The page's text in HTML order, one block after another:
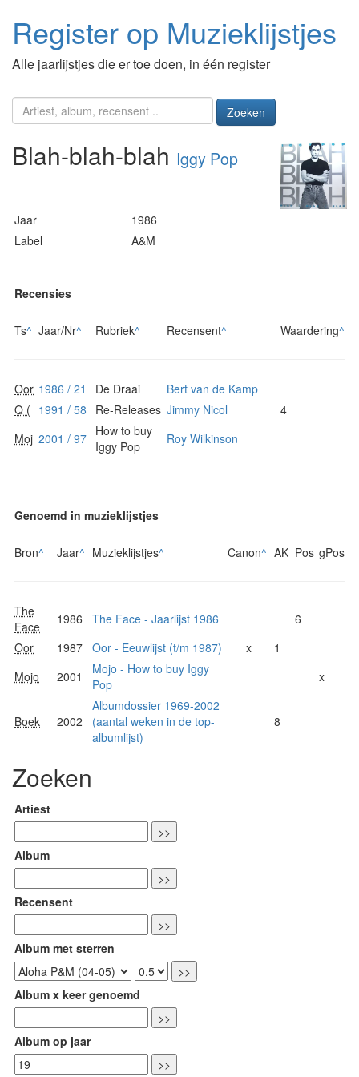
Register op Muzieklijstjes
Alle jaarlijstjes die er toe doen, in één register
Zoeken
Blah-blah-blah Iggy Pop
Jaar
1986
Label
A&M
Recensies
Ts^ Jaar/Nr^ Rubriek^ Recensent^ Waardering^
Oor 1986 / 21 De Draai
Bert van de Kamp
Q ( 1991 / 58 Re-Releases Jimmy Nicol
4
Moj 2001 / 97 How to buy
Iggy Pop
Roy Wilkinson
Genoemd in muzieklijstjes
Bron^ Jaar^ Muzieklijstjes^ Canon^ AK Pos gPos
The
Face
1986 The Face - Jaarlijst 1986
6
Oor
1987 Oor - Eeuwlijst (t/m 1987) x
1
Mojo
2001
Mojo - How to buy Iggy
Pop
x
Boek 2002
Albumdossier 1969-2002
(aantal weken in de top-
albumlijst)
8
Zoeken
Artiest
Album
Recensent
Album met sterren
Album x keer genoemd
Album op jaar